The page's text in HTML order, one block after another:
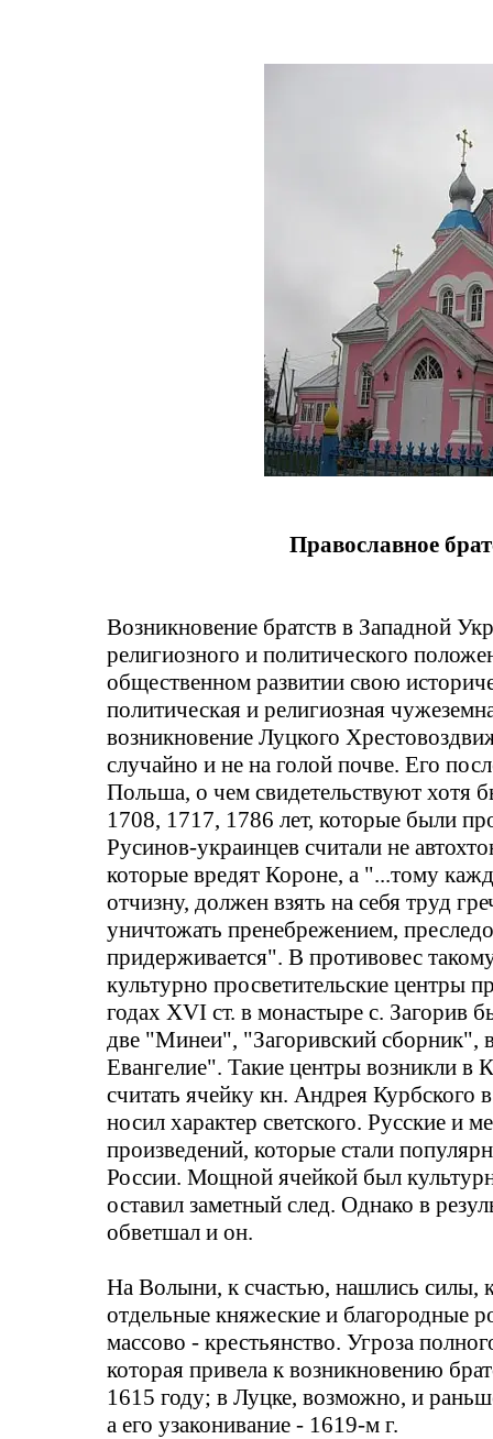
Православное
Возникновение братств в Западной
религиозного и политического
общественном развитии свою
политическая и религиозная
возникновение Луцкого
случайно и не на голой почве. Его
Польша, о чем свидетельствуют хотя
1708, 1717, 1786 лет, которые были
Русинов-украинцев считали не
которые вредят Короне, а "...тому
отчизну, должен взять на себя труд
уничтожать пренебрежением,
придерживается". В противовес
культурно просветительские центры
годах XVI ст. в монастыре с. Загорив
две "Минеи", "Загоривский сборник",
Евангелие". Такие центры возникли в
считать ячейку кн. Андрея Курбского
носил характер светского. Русские и
произведений, которые стали
России. Мощной ячейкой был
оставил заметный след. Однако в
обветшал и он.
На Волыни, к счастью, нашлись силы,
отдельные княжеские и благородные
массово - крестьянство. Угроза
которая привела к возникновению бра
1615 году; в Луцке, возможно, и
а его узаконивание - 1619-м г.